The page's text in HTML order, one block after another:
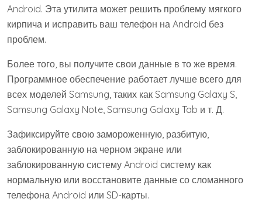
Android. Эта утилита может решить проблему мягкого
кирпича и исправить ваш телефон на Android без
проблем.
Более того, вы получите свои данные в то же время.
Программное обеспечение работает лучше всего для
всех моделей Samsung, таких как Samsung Galaxy S,
Samsung Galaxy Note, Samsung Galaxy Tab и т. Д.
Зафиксируйте свою замороженную, разбитую,
заблокированную на черном экране или
заблокированную систему Android систему как
нормальную или восстановите данные со сломанного
телефона Android или SD-карты.